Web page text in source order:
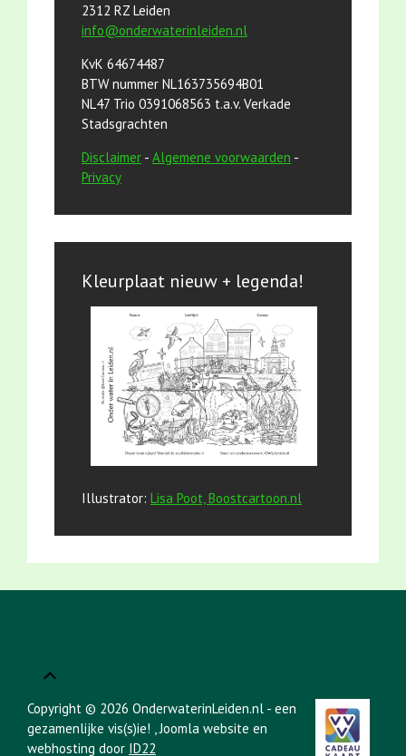
2312 RZ Leiden
info@onderwaterinleiden.nl
KvK 64674487
BTW nummer NL163735694B01
NL47 Trio 0391068563 t.a.v. Verkade
Stadsgrachten
Disclaimer - Algemene voorwaarden -
Privacy
Kleurplaat nieuw + legenda!
Illustrator: Lisa Poot, Boostcartoon.nl
Copyright © 2026 OnderwaterinLeiden.nl - een
gezamenlijke vis(s)ie! , Joomla website en
webhosting door ID22